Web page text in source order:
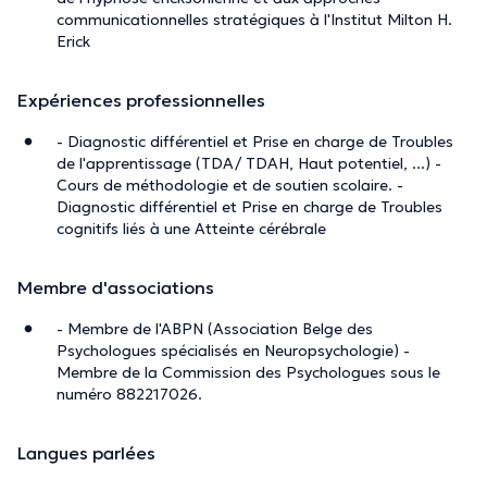
communicationnelles stratégiques à l'Institut Milton H.
Erick
Expériences professionnelles
- Diagnostic différentiel et Prise en charge de Troubles
de l'apprentissage (TDA/ TDAH, Haut potentiel, ...) -
Cours de méthodologie et de soutien scolaire. -
Diagnostic différentiel et Prise en charge de Troubles
cognitifs liés à une Atteinte cérébrale
Membre d'associations
- Membre de l'ABPN (Association Belge des
Psychologues spécialisés en Neuropsychologie) -
Membre de la Commission des Psychologues sous le
numéro 882217026.
Langues parlées